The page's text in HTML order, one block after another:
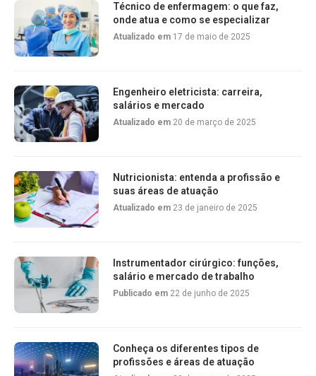
Técnico de enfermagem: o que faz,
onde atua e como se especializar
Atualizado em 17 de maio de 2025
Engenheiro eletricista: carreira,
salários e mercado
Atualizado em 20 de março de 2025
Nutricionista: entenda a profissão e
suas áreas de atuação
Atualizado em 23 de janeiro de 2025
Instrumentador cirúrgico: funções,
salário e mercado de trabalho
Publicado em 22 de junho de 2025
Conheça os diferentes tipos de
profissões e áreas de atuação